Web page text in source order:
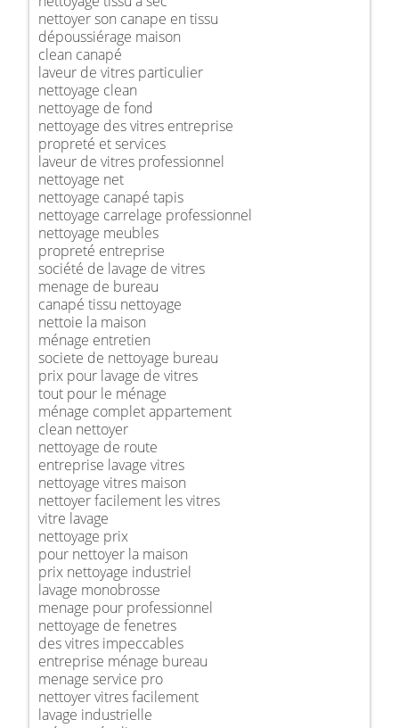
nettoyer son canape en tissu
dépoussiérage maison
clean canapé
laveur de vitres particulier
nettoyage clean
nettoyage de fond
nettoyage des vitres entreprise
propreté et services
laveur de vitres professionnel
nettoyage net
nettoyage canapé tapis
nettoyage carrelage professionnel
nettoyage meubles
propreté entreprise
société de lavage de vitres
menage de bureau
canapé tissu nettoyage
nettoie la maison
ménage entretien
societe de nettoyage bureau
prix pour lavage de vitres
tout pour le ménage
ménage complet appartement
clean nettoyer
nettoyage de route
entreprise lavage vitres
nettoyage vitres maison
nettoyer facilement les vitres
vitre lavage
nettoyage prix
pour nettoyer la maison
prix nettoyage industriel
lavage monobrosse
menage pour professionnel
nettoyage de fenetres
des vitres impeccables
entreprise ménage bureau
menage service pro
nettoyer vitres facilement
lavage industrielle